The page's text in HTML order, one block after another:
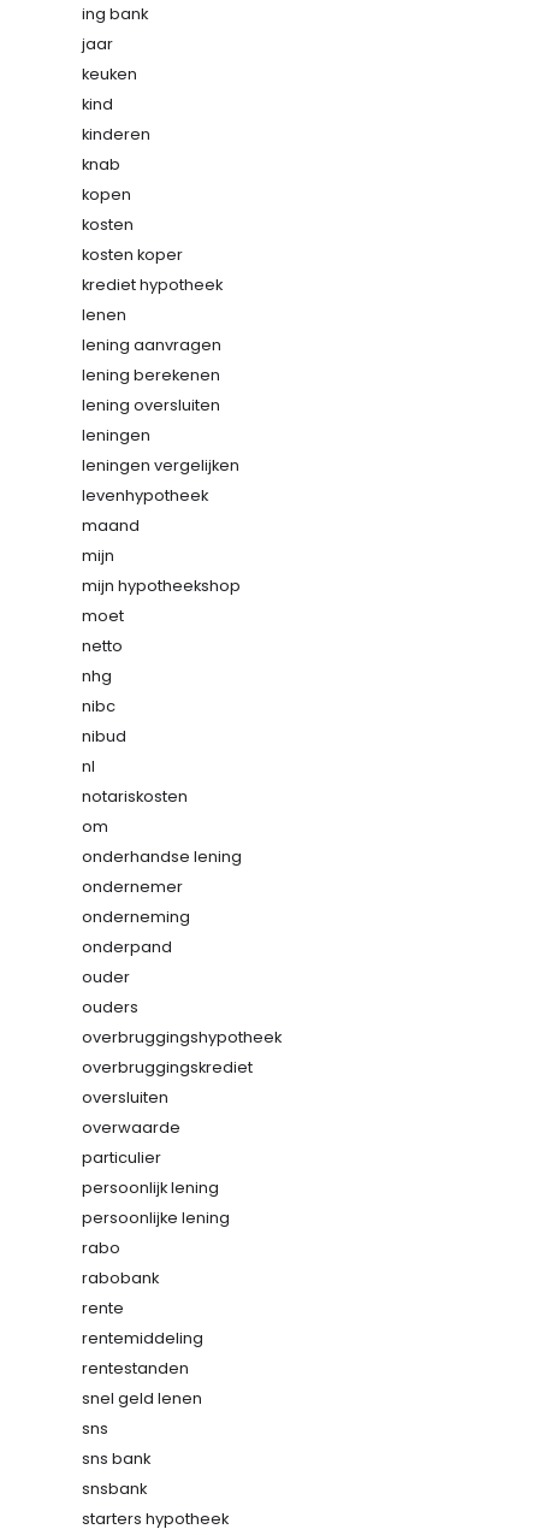
ing bank
jaar
keuken
kind
kinderen
knab
kopen
kosten
kosten koper
krediet hypotheek
lenen
lening aanvragen
lening berekenen
lening oversluiten
leningen
leningen vergelijken
levenhypotheek
maand
mijn
mijn hypotheekshop
moet
netto
nhg
nibc
nibud
nl
notariskosten
om
onderhandse lening
ondernemer
onderneming
onderpand
ouder
ouders
overbruggingshypotheek
overbruggingskrediet
oversluiten
overwaarde
particulier
persoonlijk lening
persoonlijke lening
rabo
rabobank
rente
rentemiddeling
rentestanden
snel geld lenen
sns
sns bank
snsbank
starters hypotheek